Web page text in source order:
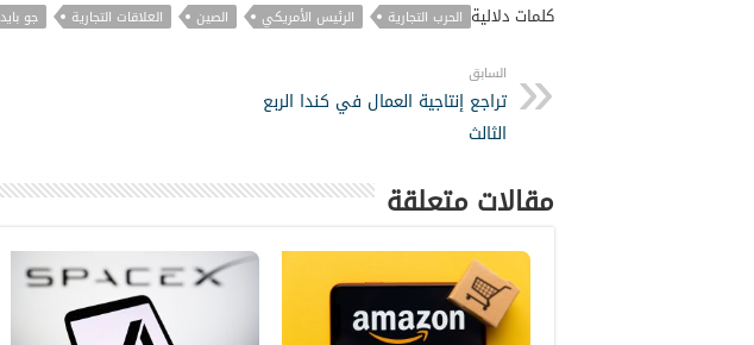
كلمات دلالية الحرب التجارية الرئيس الأمريكي الصين العلاقات التجارية جو
السابق
تراجع إنتاجية العمال في كندا الربع
الثالث
مقالات متعلقة